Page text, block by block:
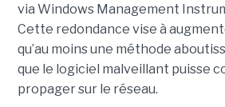
via Windows Management
Cette redondance vise à
qu’au moins une méthode
que le logiciel malveillant puisse
propager sur le réseau.